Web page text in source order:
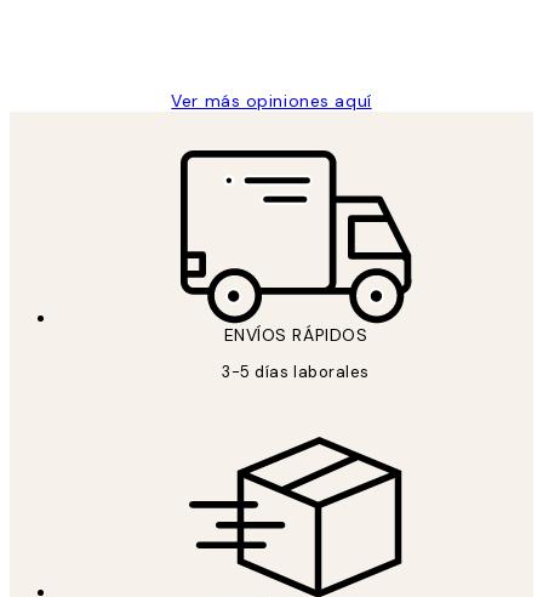
Ver más opiniones aquí
ENVÍOS RÁPIDOS
3-5 días laborales